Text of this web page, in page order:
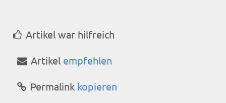
Artikel war hilfreich
Artikel empfehlen
Permalink kopieren